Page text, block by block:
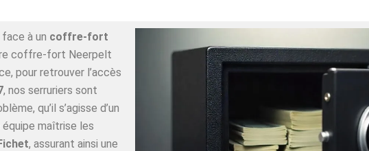
à un coffre-fort
coffre-fort Neerpelt
pour retrouver l’accès
, nos serruriers sont
qu’il s’agisse d’un
maîtrise les
, assurant ainsi une